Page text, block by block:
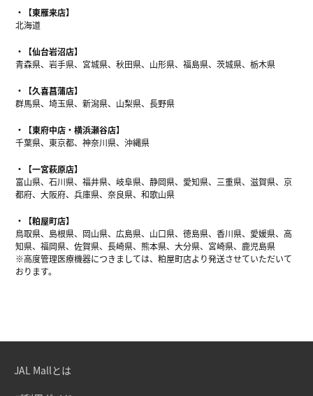
【東雁来店】
北海道
【仙台岩沼店】
青森県、岩手県、宮城県、秋田県、山形県、福島県、茨城県、栃木県
【久喜菖蒲店】
群馬県、埼玉県、新潟県、山梨県、長野県
【東府中店・横浜瀬谷店】
千葉県、東京都、神奈川県、沖縄県
【一宮萩原店】
富山県、石川県、福井県、岐阜県、静岡県、愛知県、三重県、滋賀県、京
都府、大阪府、兵庫県、奈良県、和歌山県
【粕屋町店】
鳥取県、島根県、岡山県、広島県、山口県、徳島県、香川県、愛媛県、高
知県、福岡県、佐賀県、長崎県、熊本県、大分県、宮崎県、鹿児島県
※高度管理医療機器につきましては、粕屋町店より発送させていただいて
おります。
JAL Mallとは